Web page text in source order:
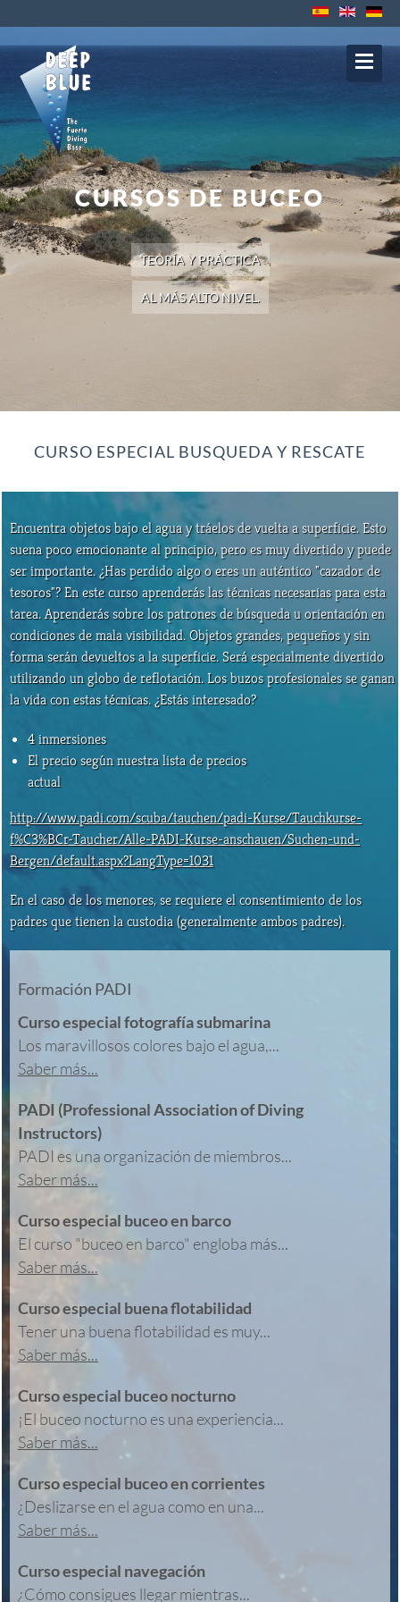
Aviso Legal
CURSOS DE BUCEO
TEORÍA Y PRÁCTICA
AL MÁS ALTO NIVEL.
CURSO ESPECIAL BUSQUEDA Y RESCATE
Formación PADI
Curso especial fotografía submarina
Los maravillosos colores bajo el agua,...
Saber más...
PADI (Professional Association of Diving
Instructors)
PADI es una organización de miembros...
Saber más...
Curso especial buceo en barco
El curso "buceo en barco" engloba más...
Saber más...
Curso especial buena flotabilidad
Tener una buena flotabilidad es muy...
Saber más...
Curso especial buceo nocturno
¡El buceo nocturno es una experiencia...
Saber más...
Curso especial buceo en corrientes
¿Deslizarse en el agua como en una...
Saber más...
Curso especial navegación
¿Cómo consigues llegar mientras...
Encuentra objetos bajo el agua y tráelos de vuelta a superficie. Esto
suena poco emocionante al principio, pero es muy divertido y puede
ser importante. ¿Has perdido algo o eres un auténtico "cazador de
tesoros"? En este curso aprenderás las técnicas necesarias para esta
tarea. Aprenderás sobre los patrones de búsqueda u orientación en
condiciones de mala visibilidad. Objetos grandes, pequeños y sin
forma serán devueltos a la superficie. Será especialmente divertido
utilizando un globo de reflotación. Los buzos profesionales se ganan
la vida con estas técnicas. ¿Estás interesado?
4 inmersiones
El precio según nuestra lista de precios
actual
http://www.padi.com/scuba/tauchen/padi-Kurse/Tauchkurse-
f%C3%BCr-Taucher/Alle-PADI-Kurse-anschauen/Suchen-und-
Bergen/default.aspx?LangType=1031
En el caso de los menores, se requiere el consentimiento de los
padres que tienen la custodia (generalmente ambos padres).